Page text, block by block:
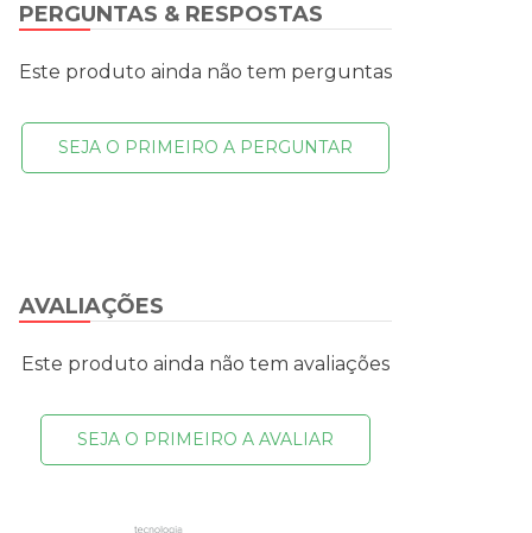
AVALIAÇÕES
Este produto ainda não tem avaliações
SEJA O PRIMEIRO A AVALIAR
PERGUNTAS & RESPOSTAS
Este produto ainda não tem perguntas
SEJA O PRIMEIRO A PERGUNTAR